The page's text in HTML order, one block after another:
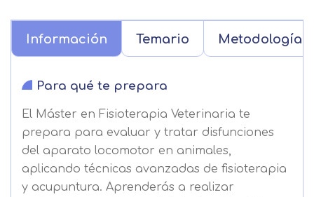
Información Temario Metodología
Para qué te prepara
El Máster en Fisioterapia Veterinaria te
prepara para evaluar y tratar disfunciones
del aparato locomotor en animales,
aplicando técnicas avanzadas de fisioterapia
y acupuntura. Aprenderás a realizar